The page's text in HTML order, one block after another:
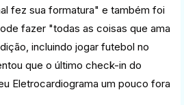
fez sua formatura" e também foi
fazer "todas as coisas que ama
incluindo jogar futebol no
que o último check-in do
Eletrocardiograma um pouco fora